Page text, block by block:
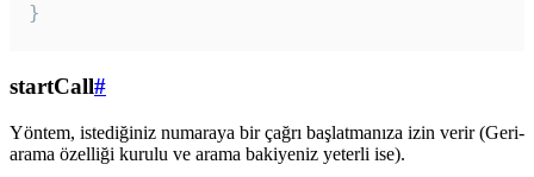
}
startCall#
Yöntem, istediğiniz numaraya bir çağrı başlatmanıza izin verir (Geri-
arama özelliği kurulu ve arama bakiyeniz yeterli ise).